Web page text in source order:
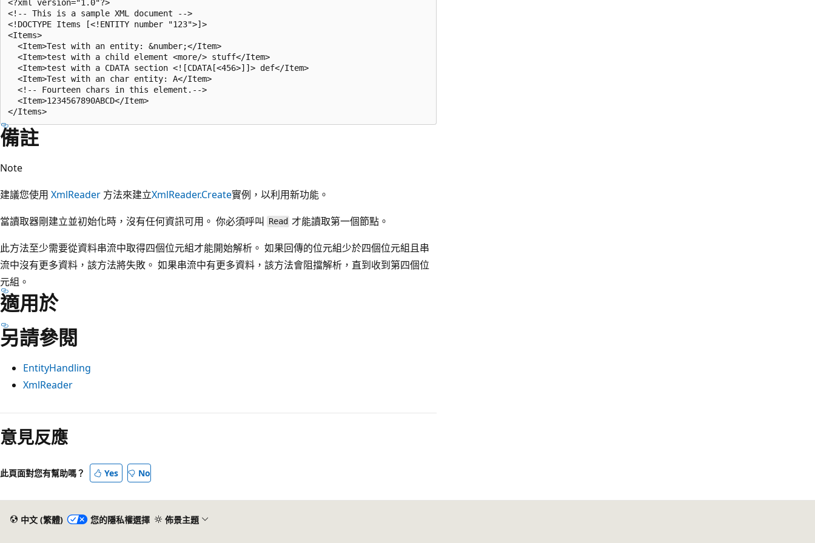
<?xml version="1.0"?>
<!-- This is a sample XML document -->
<!DOCTYPE Items [<!ENTITY number "123">]>
<Items>
  <Item>Test with an entity: &number;</Item>
  <Item>test with a child element <more/> stuff</Item>
  <Item>test with a CDATA section <![CDATA[<456>]]> def</Item>
  <Item>Test with an char entity: A</Item>
  <!-- Fourteen chars in this element.-->
  <Item>1234567890ABCD</Item>
備註
Note
建議您使用 XmlReader 方法來建立XmlReader.Create實例，以利用新功能。
當讀取器剛建立並初始化時，沒有任何資訊可用。 你必須呼叫 Read 才能讀取第一個節點。
此方法至少需要從資料串流中取得四個位元組才能開始解析。 如果回傳的位元組少於四個位元組且串
流中沒有更多資料，該方法將失敗。 如果串流中有更多資料，該方法會阻擋解析，直到收到第四個位
元組。
適用於
另請參閱
EntityHandling
XmlReader
意見反應
此頁面對您有幫助嗎？ Yes No
中文 (繁體) 您的隱私權選擇 佈景主題